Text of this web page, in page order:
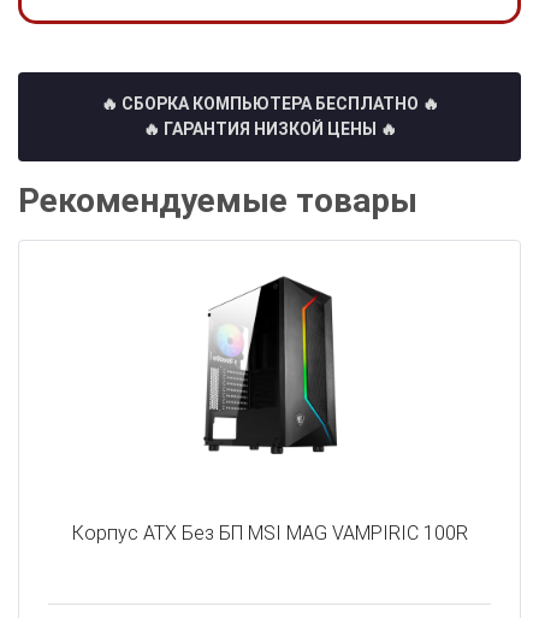
🔥 СБОРКА КОМПЬЮТЕРА БЕСПЛАТНО 🔥
🔥 ГАРАНТИЯ НИЗКОЙ ЦЕНЫ 🔥
Рекомендуемые товары
Корпус ATX Без БП MSI MAG VAMPIRIC 100R